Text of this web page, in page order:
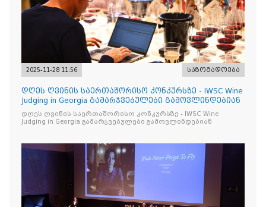
2025-11-28 11:56 საზოგადოება
დღეს ღვინის საერთაშორისო კონკურსზე - IWSC Wine
Judging in Georgia გამარჯვებულები გამოვლინდებიან
დღეს ღვინის საერთაშორისო კონკურსზე - IWSC Wine
Judging in Georgia გამარჯვებულები გამოვლინდებიან